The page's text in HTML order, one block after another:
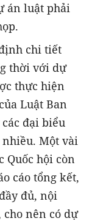
án luật phải
chi tiết
thời với dự
thực hiện
Luật Ban
đại biểu
Một vài
hội còn
cáo tổng kết,
đủ, nội
cho nên có dự